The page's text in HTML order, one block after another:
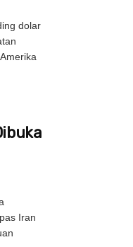
dolar
Iran